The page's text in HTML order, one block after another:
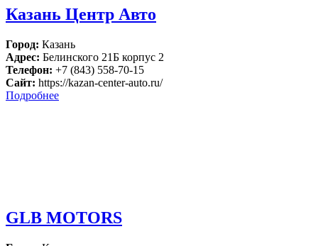
Казань Центр Авто
Город: Казань
Адрес: Белинского 21Б корпус 2
Телефон: +7 (843) 558-70-15
Сайт: https://kazan-center-auto.ru/
Подробнее
GLB MOTORS